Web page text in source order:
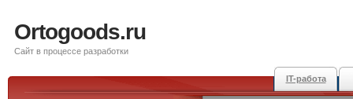
Ortogoods.ru
Сайт в процессе разработки
IT-работа